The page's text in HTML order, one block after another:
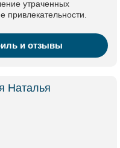
утраченных
и отзывы
Наталья